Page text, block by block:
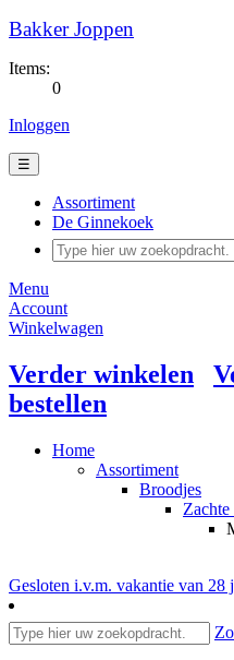
Bakker Joppen
Items:
0
Inloggen
☰
Assortiment
De Ginnekoek
Menu
Account
Winkelwagen
Verder winkelen
bestellen
Home
Assortiment
Broodjes
Gesloten i.v.m. vakantie van 28